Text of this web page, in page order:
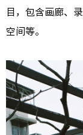
目，包含画廊、
空间等。